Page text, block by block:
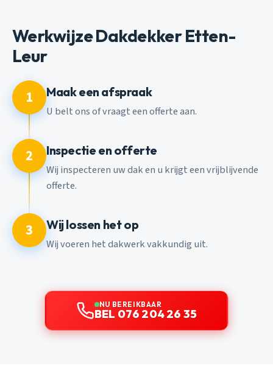
Werkwijze Dakdekker Etten-
Leur
1 Maak een afspraak
U belt ons of vraagt een offerte aan.
2 Inspectie en offerte
Wij inspecteren uw dak en u krijgt een vrijblijvende
offerte.
3 Wij lossen het op
Wij voeren het dakwerk vakkundig uit.
NU BEREIKBAAR
BEL 076 204 26 35